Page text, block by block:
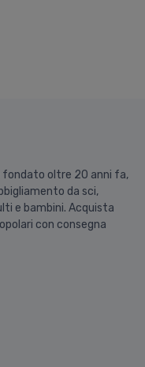
fondato oltre 20 anni fa,
da sci,
e bambini. Acquista
con consegna